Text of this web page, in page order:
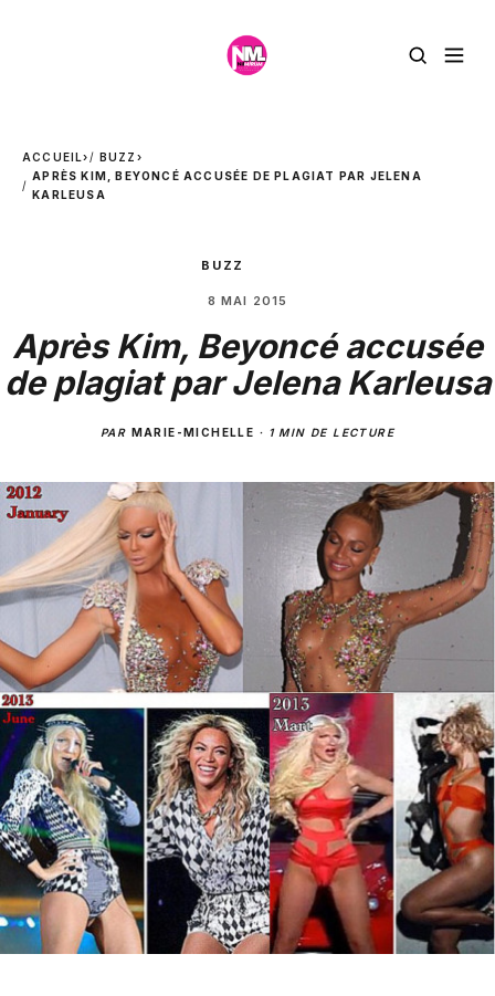
ACCUEIL› BUZZ ›
APRÈS KIM, BEYONCÉ ACCUSÉE DE PLAGIAT PAR JELENA
KARLEUSA
BUZZ
8 MAI 2015
Après Kim, Beyoncé accusée
de plagiat par Jelena Karleusa
PAR MARIE-MICHELLE · 1 MIN DE LECTURE